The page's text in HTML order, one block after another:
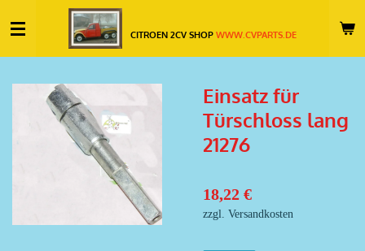
Hauptinhalt
springen
CITROEN 2CV SHOPWWW.CVPARTS.DE
Einsatz für
Türschloss lang
21276
18,22 €
zzgl. Versandkosten